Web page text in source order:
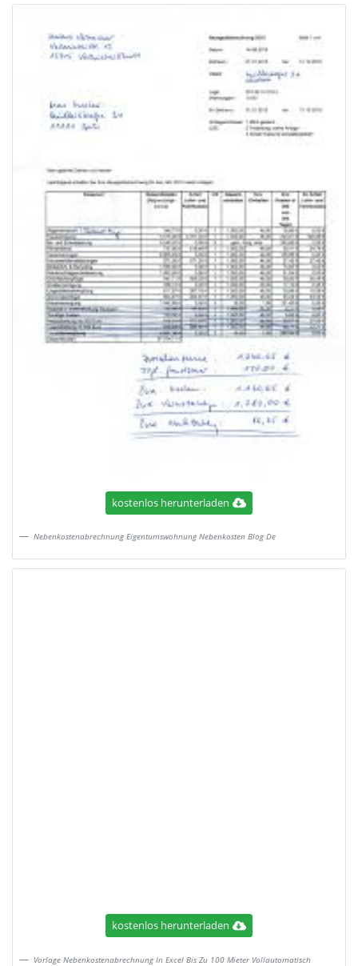
kostenlos herunterladen
Nebenkostenabrechnung Eigentumswohnung Nebenkosten Blog De
kostenlos herunterladen
Vorlage Nebenkostenabrechnung In Excel Bis Zu 100 Mieter Vollautomatisch